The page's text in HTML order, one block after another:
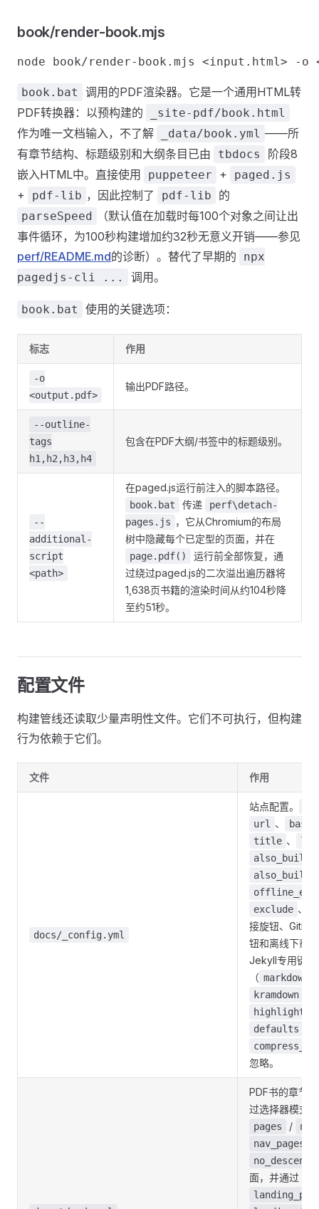
book/render-book.mjs
book.bat
调用的PDF渲染器。它是一个通用HTML转
PDF转换器：以预构建的
_site-pdf/book.html
作为唯一文档输入，不了解 _data/book.yml ——所
有章节结构、标题级别和大纲条目已由
tbdocs
阶段8
嵌入HTML中。直接使用
puppeteer + paged.js
+ pdf-lib ，因此控制了 pdf-lib 的
parseSpeed
（默认值在加载时每100个对象之间让出
事件循环，为100秒构建增加约32秒无意义开销——参见
perf/README.md的诊断）。替代了早期的
npx
pagedjs-cli ...
调用。
book.bat 使用的关键选项：
标志 作用
-o
<output.pdf>
输出PDF路径。
--outline-
tags
h1,h2,h3,h4
包含在PDF大纲/书签中的标题级别。
--
additional-
script
<path>
在paged.js运行前注入的脚本路径。
book.bat 传递
perf\detach-
pages.js ，它从Chromium的布局
树中隐藏每个已定型的页面，并在
page.pdf()
运行前全部恢复，通
过绕过paged.js的二次溢出遍历器将
1,638页书籍的渲染时间从约104秒降
至约51秒。
配置文件
构建管线还读取少量声明性文件。它们不可执行，但构建
行为依赖于它们。
文件 作用
docs/_config.yml
站点配置。
url
、
title 、
exclude 、
接旋钮、
钮和离线下载
Jekyll专用键
（ markdown
kramdown
highlighter
defaults
忽略。
PDF书的章节
过选择器模式（
pages /
nav_pages
no_descent
面，并通过